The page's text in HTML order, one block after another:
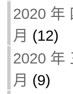
2020 年
月 (12)
2020 年
月 (9)